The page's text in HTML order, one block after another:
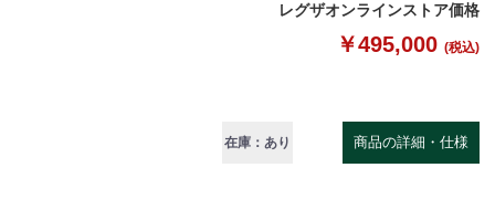
レグザオンラインストア価格
￥495,000 (税込)
在庫：あり 商品の詳細・仕様